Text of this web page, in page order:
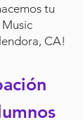
tu
CA!